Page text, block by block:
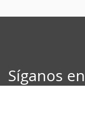
Síganos